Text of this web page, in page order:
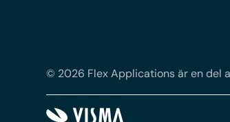
© 2026 Flex Applications är en del